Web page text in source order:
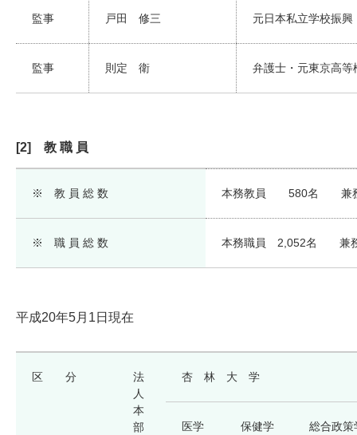
監事 戸田 修三 元日本私立学校振
監事 則定 衛 弁護士・元東京高
[2] 教 職 員
※ 教 員 総 数 本務教員 580名 兼
※ 職 員 総 数 本務職員 2,052名 兼
平成20年5月1日現在
区 分
法
人
本
部
杏 林 大 学
医学
保健学
総合政策